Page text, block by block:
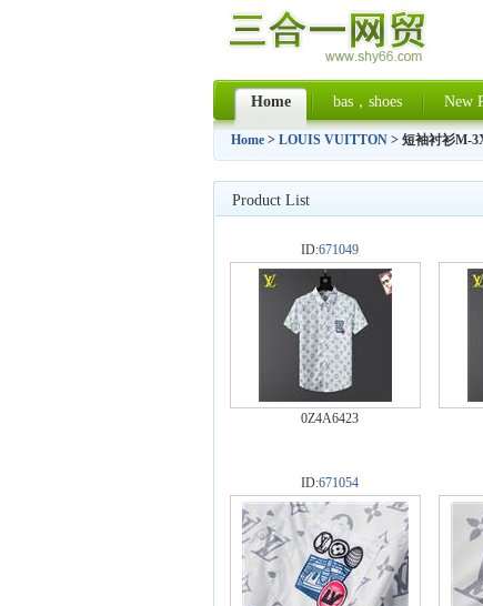
Home bas，shoes New
Home > LOUIS VUITTON > 短袖衬衫M-
Product List
ID:671049
0Z4A6423
ID:671054